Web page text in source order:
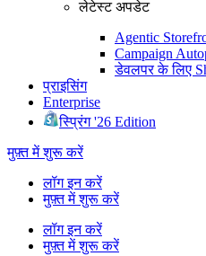
लेटेस्ट अपडेट
Agentic
Campaign
डेवलपर के लिए
प्राइसिंग
Enterprise
स्प्रिंग '26 Edition
मुफ़्त में शुरू करें
लॉग इन करें
मुफ़्त में शुरू करें
लॉग इन करें
मुफ़्त में शुरू करें